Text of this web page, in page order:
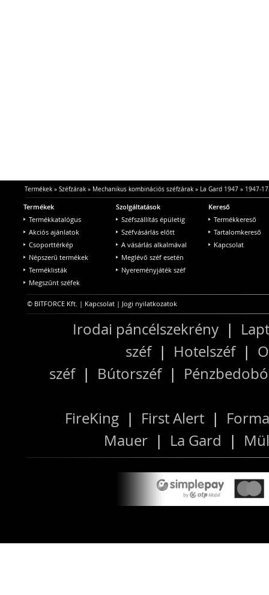
Termékek» Széfzárak» Mechanikus kombinációs széfzárak» La Gard 1947» 1947-
Termékek
Termékkatalógus
Akciós ajánlatok
Csoporttérkép
Népszerű termékek
Terméklisták
Megszűnt széfek
Szolgáltatások
Széfszállítás épületig
Széfvásárlás előtt
A vásárlás alkalmával
Meglévő széf esetén
Nyereményjáték széf
Kereső
Termékkereső
Tartalomkereső
Kapcsolat
© BITFORCE Kft. | Kapcsolat | Jogi nyilatkozatok
Irodai páncélszekrény |
széf| Hotelszéf|
széf| Bútorszéf|
FireKing | First Alert |
Mauer | La Gard |